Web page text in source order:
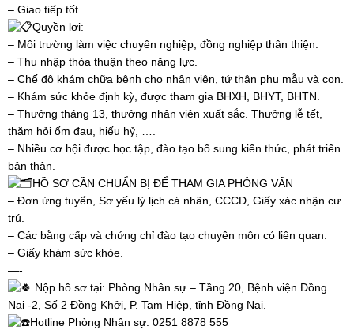
– Giao tiếp tốt.
Quyền lợi:
– Môi trường làm việc chuyên nghiệp, đồng nghiệp thân thiện.
– Thu nhập thỏa thuận theo năng lực.
– Chế độ khám chữa bệnh cho nhân viên, tứ thân phụ mẫu và con.
– Khám sức khỏe định kỳ, được tham gia BHXH, BHYT, BHTN.
– Thưởng tháng 13, thưởng nhân viên xuất sắc. Thưởng lễ tết,
thăm hỏi ốm đau, hiếu hỷ, ….
– Nhiều cơ hội được học tập, đào tạo bổ sung kiến thức, phát triển
bản thân.
HỒ SƠ CẦN CHUẨN BỊ ĐỂ THAM GIA PHỎNG VẤN
– Đơn ứng tuyển, Sơ yếu lý lịch cá nhân, CCCD, Giấy xác nhận cư
trú.
– Các bằng cấp và chứng chỉ đào tạo chuyên môn có liên quan.
– Giấy khám sức khỏe.
—-
Nộp hồ sơ tại: Phòng Nhân sự – Tầng 20, Bệnh viện Đồng
Nai -2, Số 2 Đồng Khởi, P. Tam Hiệp, tỉnh Đồng Nai.
Hotline Phòng Nhân sự: 0251 8878 555